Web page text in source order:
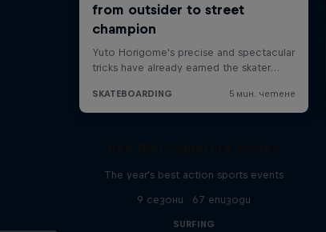
The year's best action sports events
9 сезони · 67 епизоди
SURFING